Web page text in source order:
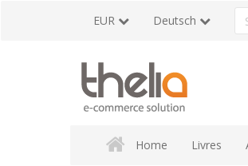
EUR Deutsch
Home Livres